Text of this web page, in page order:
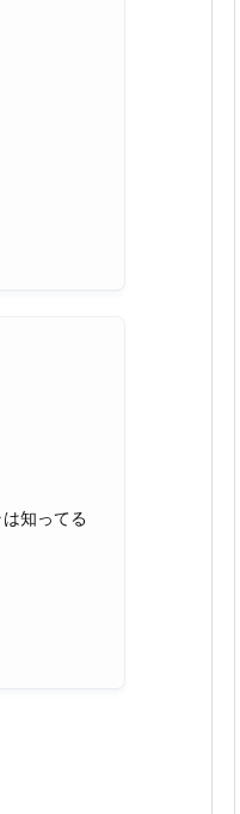
知ってる